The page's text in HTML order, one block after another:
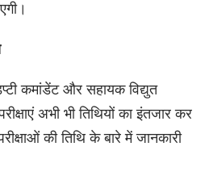
कमांडेंट और सहायक विद्युत
अभी भी तिथियों का इंतजार कर
की तिथि के बारे में जानकारी